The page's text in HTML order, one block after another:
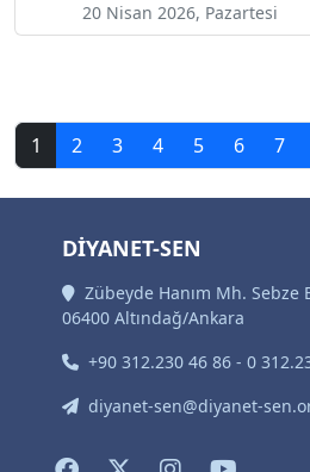
20 Nisan 2026, Pazartesi
1 2 3 4 5 6 7
DİYANET-SEN
Zübeyde Hanım Mh. Sebze
06400 Altındağ/Ankara
+90 312.230 46 86 - 0
diyanet-sen@diyanet-